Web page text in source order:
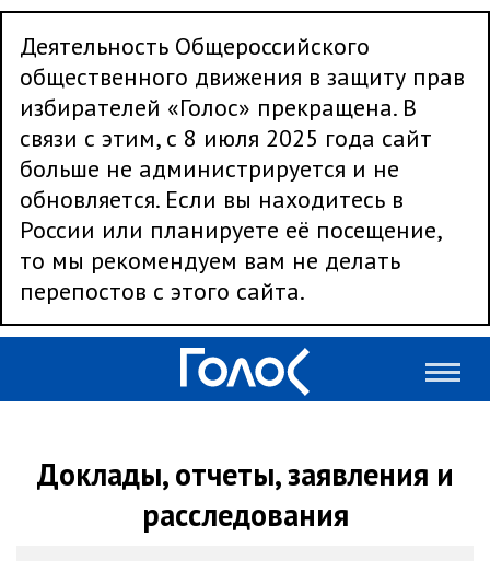
Деятельность Общероссийского
общественного движения в защиту прав
избирателей «Голос» прекращена. В
связи с этим, с 8 июля 2025 года сайт
больше не администрируется и не
обновляется. Если вы находитесь в
России или планируете её посещение,
то мы рекомендуем вам не делать
перепостов с этого сайта.
Доклады, отчеты, заявления и
расследования